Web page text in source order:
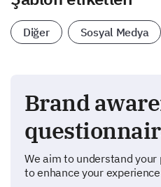
Diğer Sosyal Medya
Brand
We aim to understand
to enhance your